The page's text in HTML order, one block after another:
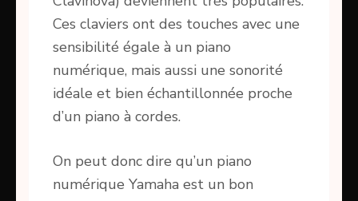
Ces claviers ont des touches avec une
sensibilité égale à un piano
numérique, mais aussi une sonorité
idéale et bien échantillonnée proche
d’un piano à cordes.
On peut donc dire qu’un piano
numérique Yamaha est un bon